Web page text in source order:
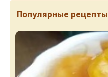
Популярные рецепты